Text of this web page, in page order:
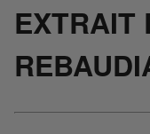
EXTRAIT